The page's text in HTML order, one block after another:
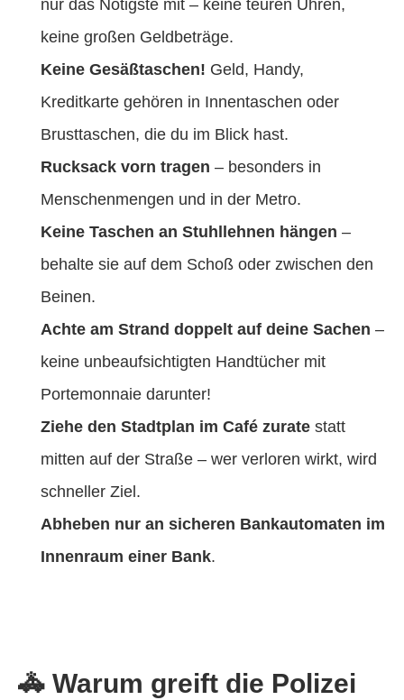
nur das Nötigste mit – keine teuren Uhren,
keine großen Geldbeträge.
Keine Gesäßtaschen! Geld, Handy,
Kreditkarte gehören in Innentaschen oder
Brusttaschen, die du im Blick hast.
Rucksack vorn tragen – besonders in
Menschenmengen und in der Metro.
Keine Taschen an Stuhllehnen hängen –
behalte sie auf dem Schoß oder zwischen den
Beinen.
Achte am Strand doppelt auf deine Sachen –
keine unbeaufsichtigten Handtücher mit
Portemonnaie darunter!
Ziehe den Stadtplan im Café zurate statt
mitten auf der Straße – wer verloren wirkt, wird
schneller Ziel.
Abheben nur an sicheren Bankautomaten im
Innenraum einer Bank.
🚓 Warum greift die Polizei